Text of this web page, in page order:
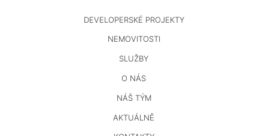
DEVELOPERSKÉ PROJEKTY
NEMOVITOSTI
SLUŽBY
O NÁS
NÁŠ TÝM
AKTUÁLNĚ